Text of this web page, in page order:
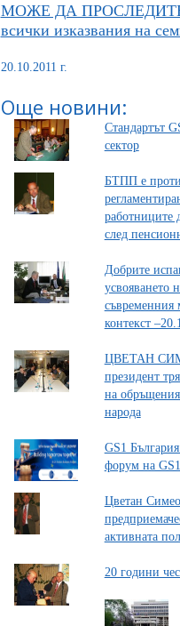
МОЖЕ ДА
всички изказвания на
20.10.2011 г.
Още новини:
Стандартът
сектор
БТПП е
работниците
след
Добрите
усвояването
съвременния
контекст
ЦВЕТАН
президент
на
народа
GS1
форум на
Цветан
активната
20 години